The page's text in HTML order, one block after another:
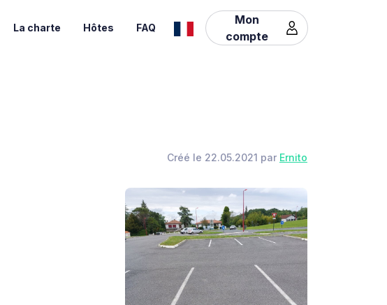
La charte Hôtes FAQ
Mon
compte
Créé le 22.05.2021 par Ernito